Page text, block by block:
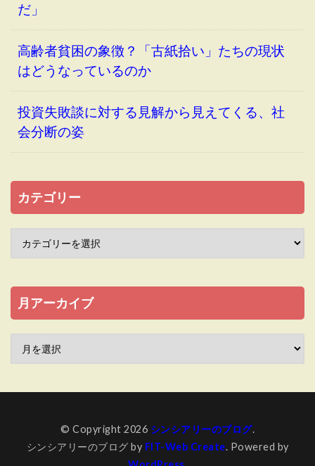
だ」
高齢者貧困の象徴？「古紙拾い」たちの現状
はどうなっているのか
投資失敗談に対する見解から見えてくる、社
会分断の姿
カテゴリー
月アーカイブ
© Copyright 2026 シンシアリーのブログ.
シンシアリーのブログ by FIT-Web Create. Powered by